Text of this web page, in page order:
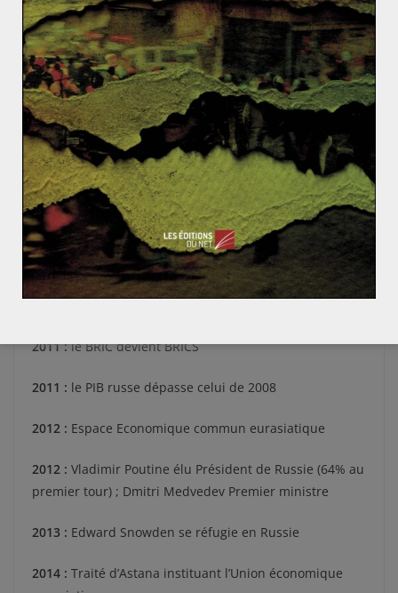
2008 :la crise économique mondiale affecte la Russie
2009 :recul du PIB russe de 7,8%
2009 :création du BRIC
2009 :fin du déclin démographique russe
2010 :Union douanière entre la Russie, la Biélorussie et
le Kazakhstan
2011 : début de la guerre civile en Libye
2011 :le BRIC devient BRICS
2011 : le PIB russe dépasse celui de 2008
2012 : Espace Economique commun eurasiatique
2012 : Vladimir Poutine élu Président de Russie (64% au
premier tour) ; Dmitri Medvedev Premier ministre
2013 : Edward Snowden se réfugie en Russie
2014 : Traité d’Astana instituant l’Union économique